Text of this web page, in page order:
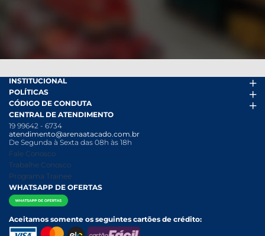
INSTITUCIONAL
Arena Mais
Fácil Pra Pagar
Ofertas
Folheto
Nossas Lojas
Nossa História
Relatório Transparência Salarial
POLÍTICAS
Termos de uso
Política de Trocas e Devoluções
Política de Privacidade
Política Anticorrupção
Política de entrega e Retirada
Política de Pagamento
CÓDIGO DE CONDUTA
Código de conduta PDF
Canal de Denúncias
Canal de Denúncias da Mulher
CENTRAL DE ATENDIMENTO
19 99642 - 6734
atendimento@arenaatacado.com.br
De Segunda à Sexta das 08h às 18h
Fale Conosco
Trabalhe Conosco
Programa Trainee
WHATSAPP DE OFERTAS
Aceitamos somente os seguintes cartões de crédito: